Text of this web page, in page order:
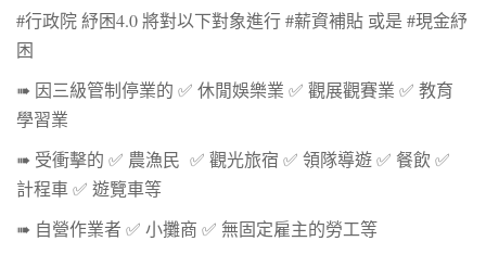
#行政院 紓困4.0 將對以下對象進行 #薪資補貼 或是 #現金紓
困
➠ 因三級管制停業的 ✅ 休閒娛樂業 ✅ 觀展觀賽業 ✅ 教育
學習業
➠ 受衝擊的 ✅ 農漁民 ✅ 觀光旅宿 ✅ 領隊導遊 ✅ 餐飲 ✅
計程車 ✅ 遊覽車等
➠ 自營作業者 ✅ 小攤商 ✅ 無固定雇主的勞工等